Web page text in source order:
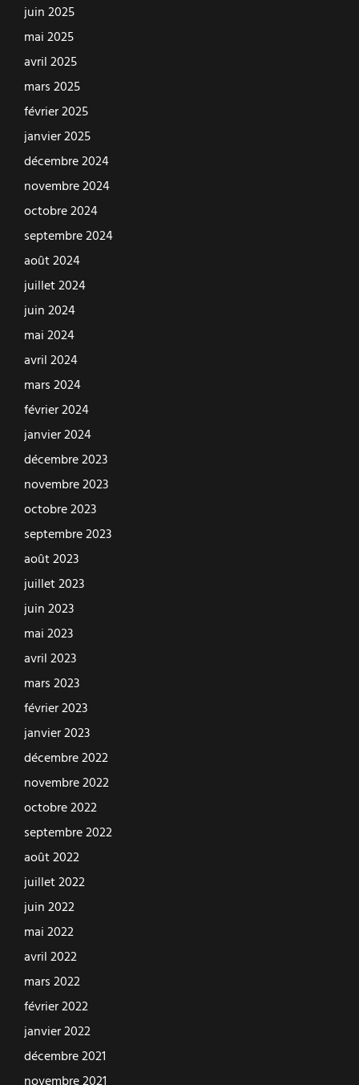
juin 2025
mai 2025
avril 2025
mars 2025
février 2025
janvier 2025
décembre 2024
novembre 2024
octobre 2024
septembre 2024
août 2024
juillet 2024
juin 2024
mai 2024
avril 2024
mars 2024
février 2024
janvier 2024
décembre 2023
novembre 2023
octobre 2023
septembre 2023
août 2023
juillet 2023
juin 2023
mai 2023
avril 2023
mars 2023
février 2023
janvier 2023
décembre 2022
novembre 2022
octobre 2022
septembre 2022
août 2022
juillet 2022
juin 2022
mai 2022
avril 2022
mars 2022
février 2022
janvier 2022
décembre 2021